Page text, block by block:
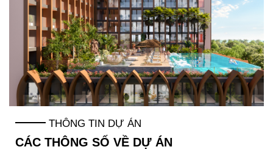
THÔNG TIN DỰ ÁN
CÁC THÔNG SỐ VỀ DỰ ÁN